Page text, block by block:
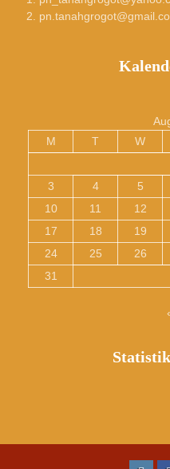
M
T W
3
4 5
10
11 12
17
18 19
24
25 26
31